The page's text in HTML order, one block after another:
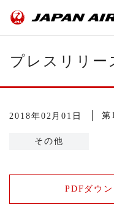
プレスリリー
2018年02月01日 第
その他
PDFダウ